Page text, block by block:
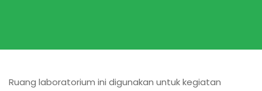
Ruang laboratorium ini digunakan untuk kegiatan